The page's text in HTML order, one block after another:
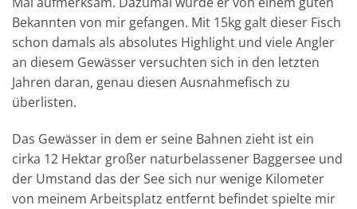
Bekannten von mir gefangen. Mit 15kg galt dieser Fisch
schon damals als absolutes Highlight und viele Angler
an diesem Gewässer versuchten sich in den letzten
Jahren daran, genau diesen Ausnahmefisch zu
überlisten.
Das Gewässer in dem er seine Bahnen zieht ist ein
cirka 12 Hektar großer naturbelassener Baggersee und
der Umstand das der See sich nur wenige Kilometer
von meinem Arbeitsplatz entfernt befindet spielte mir